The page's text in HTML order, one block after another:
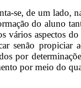
se, de um lado,
do aluno
vários aspectos
senão propiciar
por
por meio do